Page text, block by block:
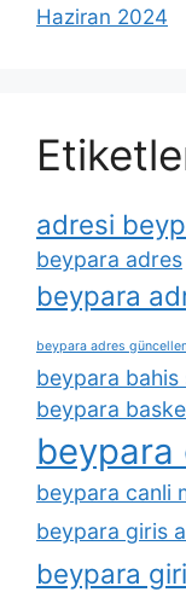
Haziran 2024
adresi
beypara adres
beypara
beypara adres
beypara bahis
beypara
beypara
beypara canli
beypara giris
beypara